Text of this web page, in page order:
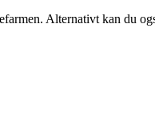
Alternativt kan du